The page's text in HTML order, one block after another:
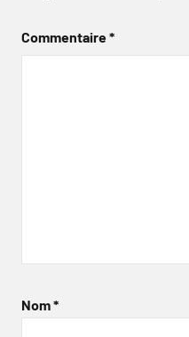
Commentaire*
Nom*